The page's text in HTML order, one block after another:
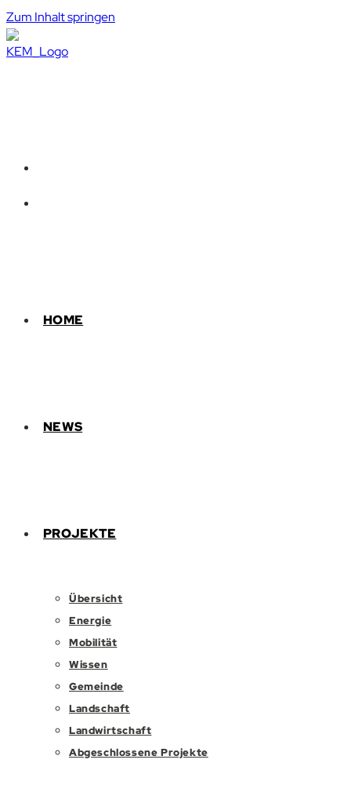
Zum Inhalt springen
HOME
NEWS
PROJEKTE
Übersicht
Energie
Mobilität
Wissen
Gemeinde
Landschaft
Landwirtschaft
Abgeschlossene Projekte